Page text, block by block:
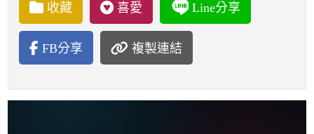
收藏 喜愛 Line分享
FB分享 複製連結